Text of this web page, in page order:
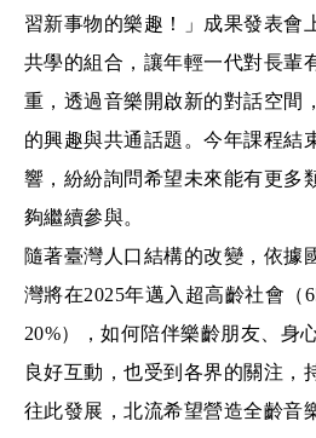
習新事物的樂趣！」成果發表會
共學的組合，讓年輕一代對長輩
重，透過音樂開啟新的對話空間
的興趣與共通話題。今年課程結
響，紛紛詢問希望未來能有更多
夠繼續參與。
隨著臺灣人口結構的改變，依據
灣將在2025年邁入超高齡社會（
20%），如何陪伴樂齡朋友、身
良好互動，也受到各界的關注，
往此發展，北流希望營造全齡音